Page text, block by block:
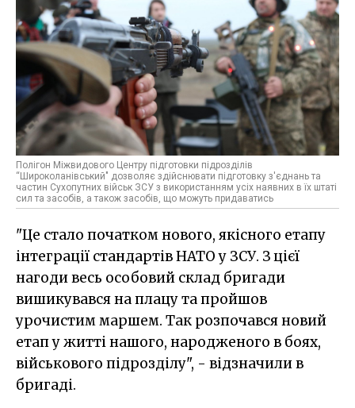
Полігон Міжвидового Центру підготовки підрозділів
“Широколанівський" дозволяє здійснювати підготовку з'єднань та
частин Сухопутних військ ЗСУ з використанням усіх наявних в їх штаті
сил та засобів, а також засобів, що можуть придаватись
"Це стало початком нового, якісного етапу
інтеграції стандартів НАТО у ЗСУ. З цієї
нагоди весь особовий склад бригади
вишикувався на плацу та пройшов
урочистим маршем. Так розпочався новий
етап у житті нашого, народженого в боях,
військового підрозділу", - відзначили в
бригаді.